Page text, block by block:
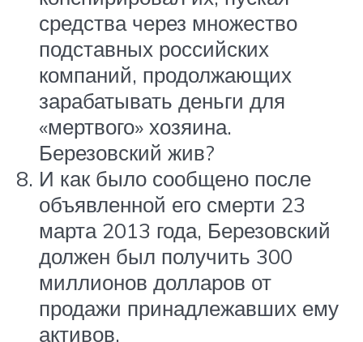
средства через множество
подставных российских
компаний, продолжающих
зарабатывать деньги для
«мертвого» хозяина.
Березовский жив?
И как было сообщено после
объявленной его смерти 23
марта 2013 года, Березовский
должен был получить 300
миллионов долларов от
продажи принадлежавших ему
активов.